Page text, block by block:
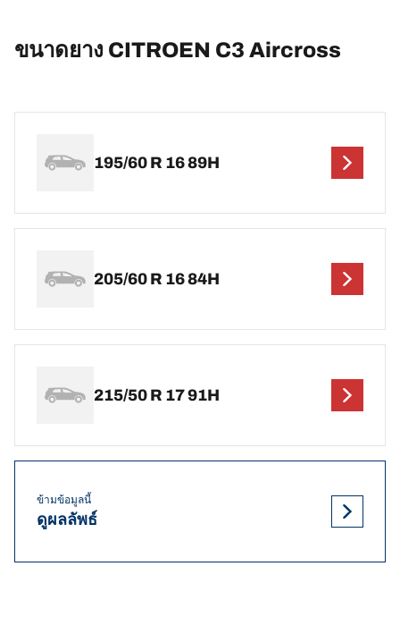
ขนาดยาง CITROEN C3 Aircross
195/60 R 16 89H
205/60 R 16 84H
215/50 R 17 91H
ข้ามข้อมูลนี้
ดูผลลัพธ์